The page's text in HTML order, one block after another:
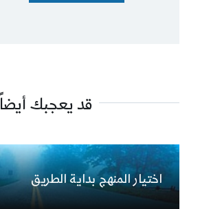
قد يعجبك أيضاً
اختيار المنهج بداية الطريق